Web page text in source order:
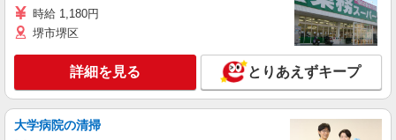
時給 1,180円
堺市堺区
詳細を見る とりあえずキープ
大学病院の清掃